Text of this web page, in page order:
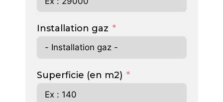
Installation gaz
Superficie (en m2)